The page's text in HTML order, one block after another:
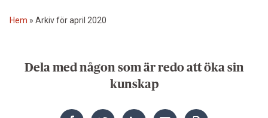
Hem » Arkiv för april 2020
Dela med någon som är redo att öka sin
kunskap